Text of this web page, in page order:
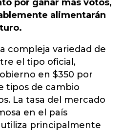
por ganar más votos,
alimentarán
compleja variedad de
el tipo oficial,
en $350 por
tipos de cambio
La tasa del mercado
en el país
principalmente